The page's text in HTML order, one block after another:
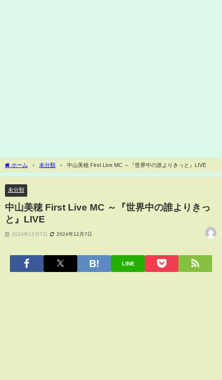
ホーム 未分類 中山美穂 First Live MC ～『世界中の誰よりきっと』LIVE
未分類
中山美穂 First Live MC ～『世界中の誰よりきっ
と』LIVE
2024年12月7日 2024年12月7日
LINE